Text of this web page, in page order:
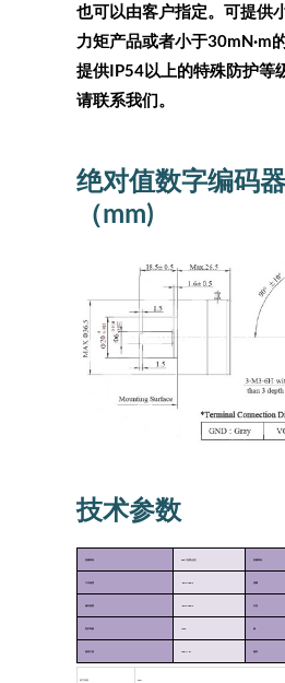
也可以由客户指定。可提供
力矩产品或者小于30mN·m
提供IP54以上的特殊防护等
请联系我们。
绝对值数字编码
（mm)
技术参数
机械转角 360 (无停止位) 机械寿命
工作温度 -30℃~+80℃ 质量
储存温度 -30℃~+80℃ 外壳
防护等级 IP40 轴
旋转力矩 <5mN ·m 轴承
电气转角 360°